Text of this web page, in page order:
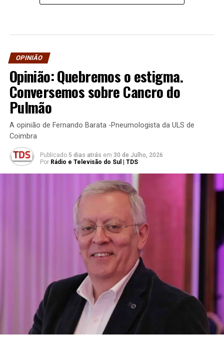
OPINIÃO
Opinião: Quebremos o estigma.
Conversemos sobre Cancro do
Pulmão
A opinião de Fernando Barata -Pneumologista da ULS de
Coimbra
Publicado 5 dias atrás em 30 de Julho, 2026
Por Rádio e Televisão do Sul | TDS